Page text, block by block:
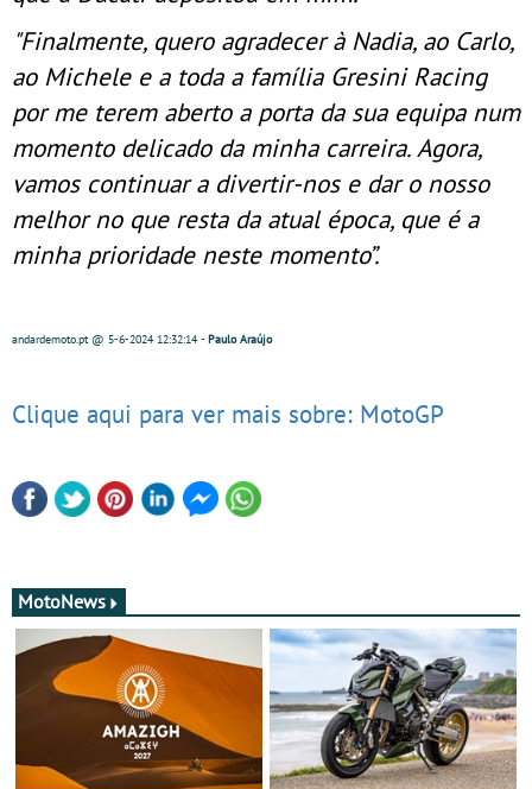
"Finalmente, quero agradecer à Nadia, ao Carlo,
ao Michele e a toda a família Gresini Racing
por me terem aberto a porta da sua equipa num
momento delicado da minha carreira. Agora,
vamos continuar a divertir-nos e dar o nosso
melhor no que resta da atual época, que é a
minha prioridade neste momento”.
andardemoto.pt@ 5-6-202412:32:14- Paulo Araújo
Clique aqui para ver mais sobre: MotoGP
MotoNews